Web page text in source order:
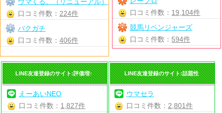
口コミ件数： 19,104件
競馬リベンジャーズ
口コミ件数： 594件
口コミ件数： 224件
バクガチ
口コミ件数： 406件
LINE友達登録のサイト:評価増↑
えーあいNEO
口コミ件数： 1,827件
LINE友達登録のサイト:話題性
ウマセラ
口コミ件数： 2,801件